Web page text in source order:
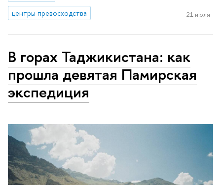
центры превосходства
21 июля
В горах Таджикистана: как
прошла девятая Памирская
экспедиция